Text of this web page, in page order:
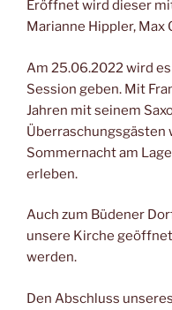
Eröffnet wird dieser
Marianne Hippler, Max
Am 25.06.2022 wird
Session geben. Mit
Jahren mit seinem
Überraschungsgästen
Sommernacht am
erleben.
Auch zum Büdener
unsere Kirche
werden.
Den Abschluss